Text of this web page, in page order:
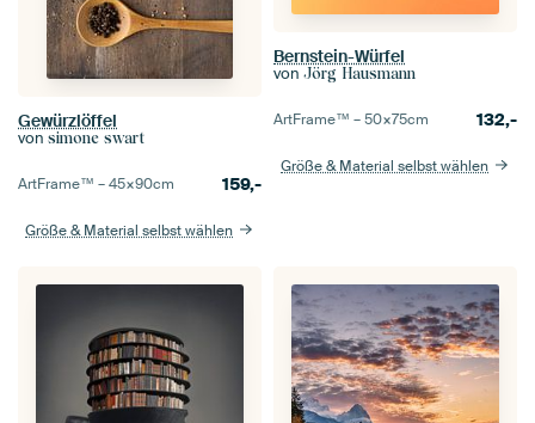
Gewürzlöffel
von simone swart
ArtFrame™ –45×90cm 159,-
Größe & Material selbst wählen
Bernstein-Würfel
von Jörg Hausmann
ArtFrame™ –50×75cm 132,-
Größe & Material selbst wählen